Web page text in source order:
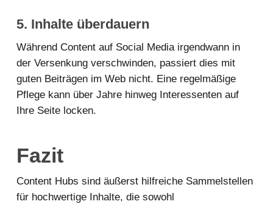
5. Inhalte überdauern
Während Content auf Social Media irgendwann in
der Versenkung verschwinden, passiert dies mit
guten Beiträgen im Web nicht. Eine regelmäßige
Pflege kann über Jahre hinweg Interessenten auf
Ihre Seite locken.
Fazit
Content Hubs sind äußerst hilfreiche Sammelstellen
für hochwertige Inhalte, die sowohl